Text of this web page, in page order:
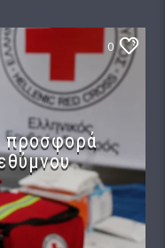
0
προσφορά